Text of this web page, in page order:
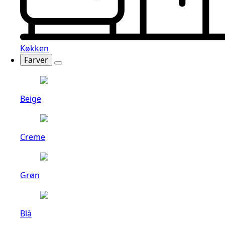
Køkken
Farver
Beige
Creme
Grøn
Blå